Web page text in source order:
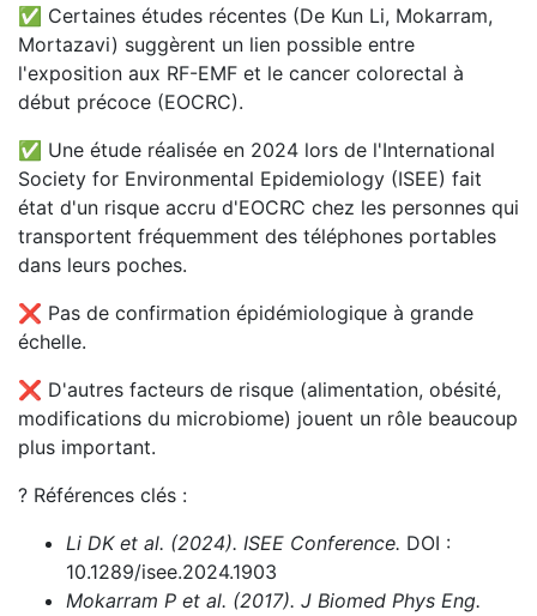
✅ Certaines études récentes (De Kun Li, Mokarram,
Mortazavi) suggèrent un lien possible entre
l'exposition aux RF-EMF et le cancer colorectal à
début précoce (EOCRC).
✅ Une étude réalisée en 2024 lors de l'International
Society for Environmental Epidemiology (ISEE) fait
état d'un risque accru d'EOCRC chez les personnes qui
transportent fréquemment des téléphones portables
dans leurs poches.
❌ Pas de confirmation épidémiologique à grande
échelle.
❌ D'autres facteurs de risque (alimentation, obésité,
modifications du microbiome) jouent un rôle beaucoup
plus important.
? Références clés :
Li DK et al. (2024). ISEE Conference. DOI :
10.1289/isee.2024.1903
Mokarram P et al. (2017). J Biomed Phys Eng.